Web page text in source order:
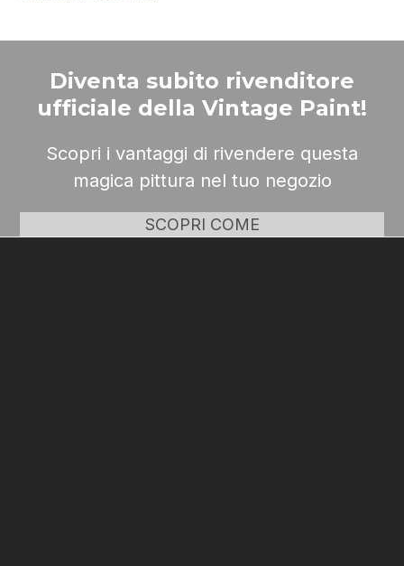
Diventa subito rivenditore
ufficiale della Vintage Paint!
Scopri i vantaggi di rivendere questa
magica pittura nel tuo negozio
SCOPRI COME